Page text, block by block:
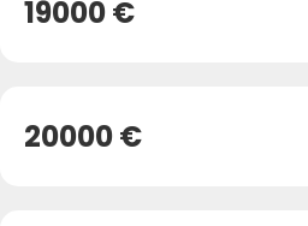
19000 €
20000 €